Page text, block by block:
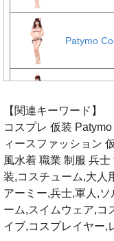
【関連キーワード】
コスプレ 仮装
ィースファッション
風水着 職業 制服 兵
装,コスチューム,大人
アーミー,兵士,軍人,
ーム,スイムウェア,コ
イブ,コスプレイヤー,